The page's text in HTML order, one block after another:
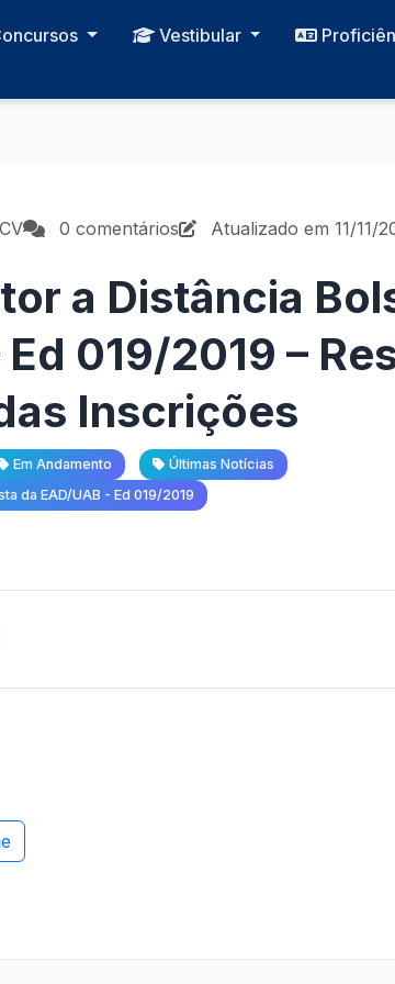
Vestibular
0 comentários Atualizado em 11/11/
a Distância
Ed 019/2019 –
Inscrições
Em Andamento
Últimas Notícias
da EAD/UAB - Ed 019/2019